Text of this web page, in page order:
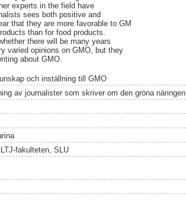
experts in the field have
sees both positive and
that they are more favorable to GM
than for food products.
there will be many years
varied opinions on GMO, but they
about GMO.
och inställning till GMO
av journalister som skriver om den gröna näringen
fakulteten, SLU